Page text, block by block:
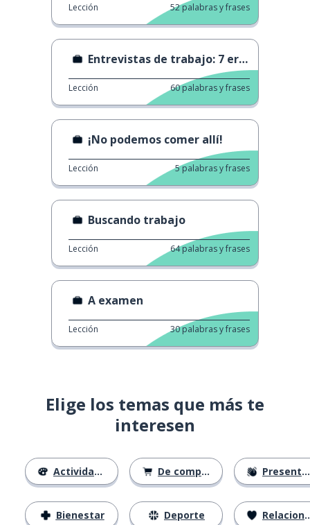
Lección 52palabras y frases
Entrevistas de trabajo: 7 errores
Lección 60palabras y frases
¡No podemos comer allí!
Lección 5palabras y frases
Buscando trabajo
Lección 64palabras y frases
A examen
Lección 30palabras y frases
Elige los temas que más te
interesen
Actividades
Bienestar
De compras
Deporte
Presentación
Relaciones